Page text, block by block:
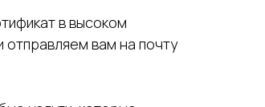
в высоком
вам на почту